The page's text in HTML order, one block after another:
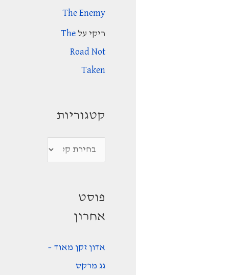
The Enemy
ריקי על The
Road Not
Taken
קטגוריות
ט
ו
ר
פוסט
אחרון
אדון זקן מאוד –
גג מרקס